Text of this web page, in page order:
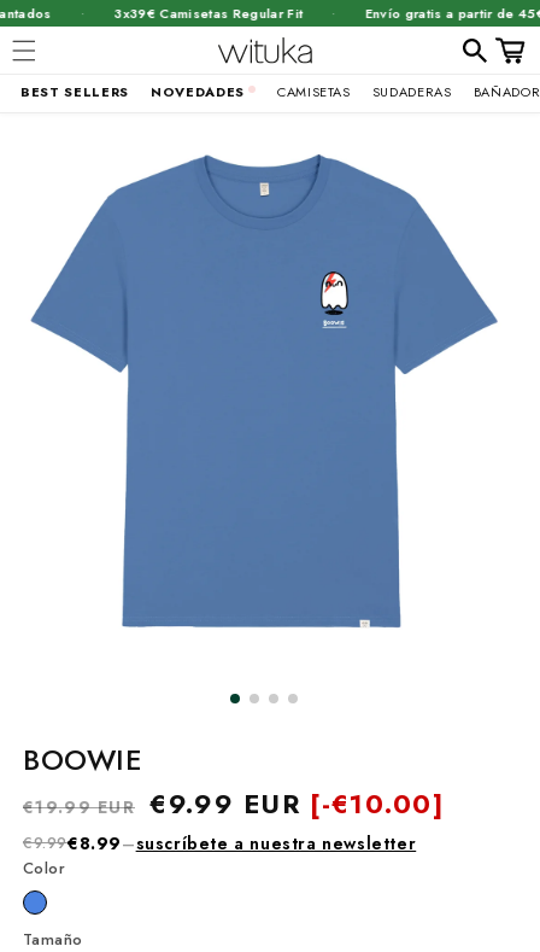
3x39€ Camisetas Regular Fit Envío gratis a partir de 45€
BEST SELLERS NOVEDADES CAMISETAS SUDADERAS
BOOWIE
Precio
€19.99 EUR
Precio
oferta
€9.99 EUR [-€10.00]
€9.99€8.99–suscríbete a nuestra newsletter
Tamaño
Color